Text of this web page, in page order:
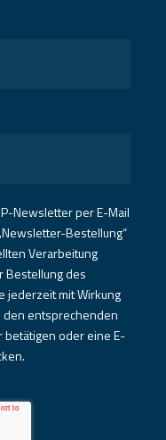
Newsletter per E-Mail
Bestellung“
Verarbeitung
Bestellung des
jederzeit mit Wirkung
den entsprechenden
oder eine E-